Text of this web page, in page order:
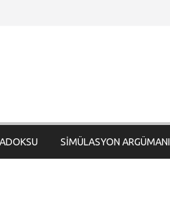
SİMÜLASYON ARGÜMANI